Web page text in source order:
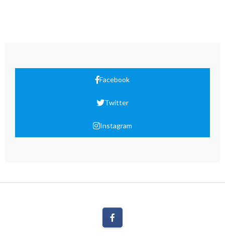
Facebook
Twitter
Instagram